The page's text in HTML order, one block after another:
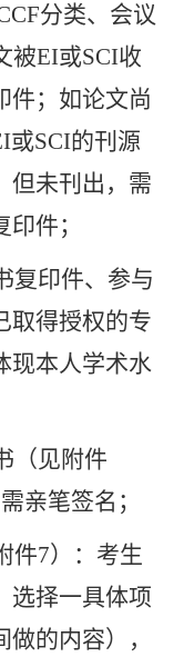
分类、会议
被EI或SCI收
件；如论文尚
或SCI的刊源
但未刊出，需
印件；
复印件、参与
取得授权的专
现本人学术水
（见附件
亲笔签名 ；
件7）：考生
选择一具体项
的内容），